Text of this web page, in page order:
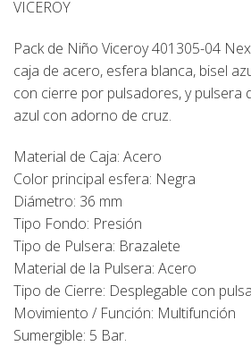
VICEROY
Pack de Niño Viceroy 401305-04
caja de acero, esfera blanca, bisel
con cierre por pulsadores, y pulsera
azul con adorno de cruz.
Material de Caja: Acero
Color principal esfera: Negra
Diámetro: 36 mm
Tipo Fondo: Presión
Tipo de Pulsera: Brazalete
Material de la Pulsera: Acero
Tipo de Cierre: Desplegable con
Movimiento / Función: Multifunción
Sumergible: 5 Bar.